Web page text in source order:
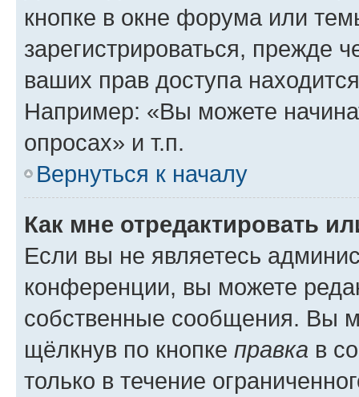
кнопке в окне форума или
зарегистрироваться, прежде
ваших прав доступа
Например: «Вы можете
опросах» и т.п.
Вернуться к началу
Как мне отредактировать
Если вы не являетесь
конференции, вы можете
собственные сообщения. Вы
щёлкнув по кнопке правка в
только в течение